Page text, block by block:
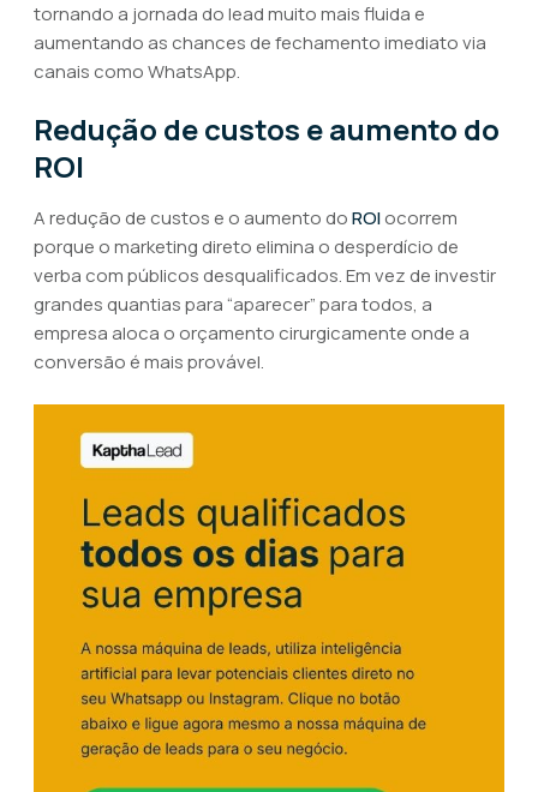
tornando a jornada do lead muito mais fluida e
aumentando as chances de fechamento imediato via
canais como WhatsApp.
Redução de custos e aumento do
ROI
A redução de custos e o aumento doROIocorrem
porque o marketing direto elimina o desperdício de
verba com públicos desqualificados. Em vez de investir
grandes quantias para “aparecer” para todos, a
empresa aloca o orçamento cirurgicamente onde a
conversão é mais provável.